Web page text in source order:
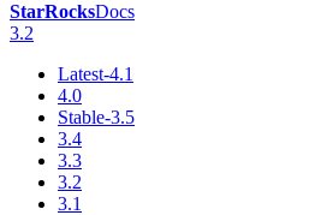
StarRocksDocs
3.2
Latest-4.1
4.0
Stable-3.5
3.4
3.3
3.2
3.1